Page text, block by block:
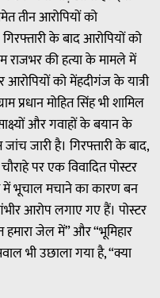
तीन आरोपियों को
के बाद आरोपियों को
राजभर की हत्या के मामले में
को मेंहदीगंज के यात्री
प्रधान मोहित सिंह भी शामिल
और गवाहों के बयान के
जारी है। गिरफ्तारी के बाद,
पर एक विवादित पोस्टर
में भूचाल मचाने का कारण बन
आरोप लगाए गए हैं। पोस्टर
हमारा जेल में” और “भूमिहार
भी उछाला गया है, “क्या